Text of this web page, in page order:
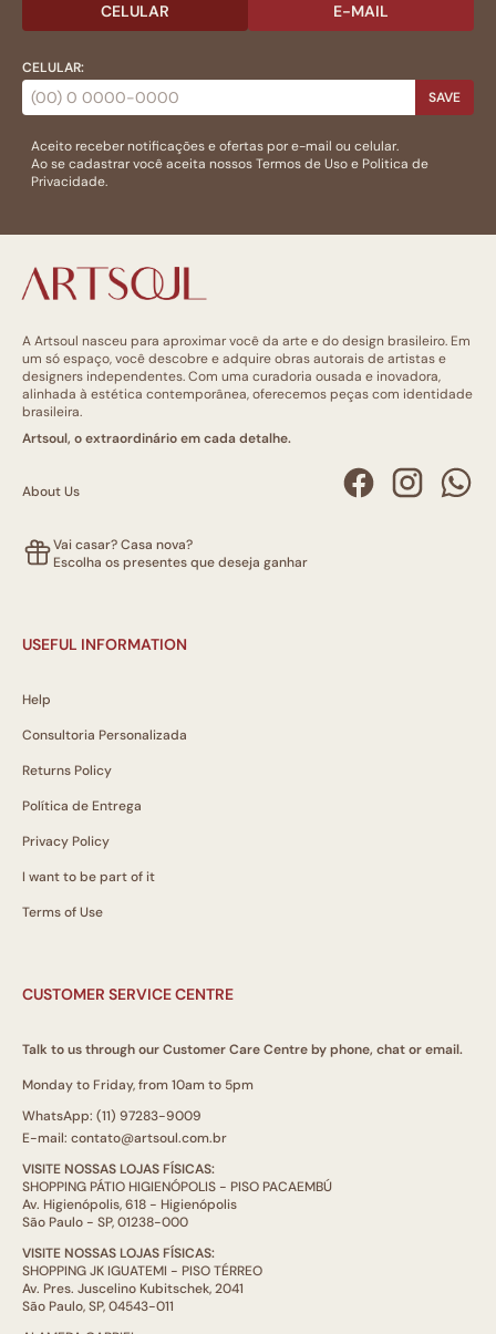
CELULAR E-MAIL
CELULAR:
SAVE
Aceito receber notificações e ofertas por e-mail ou celular.
Ao se cadastrar você aceita nossosTermos de Usoe Politica de
Privacidade.
A Artsoul nasceu para aproximar você da arte e do design brasileiro. Em
um só espaço, você descobre e adquire obras autorais de artistas e
designers independentes. Com uma curadoria ousada e inovadora,
alinhada à estética contemporânea, oferecemos peças com identidade
brasileira.
Artsoul, o extraordinário em cada detalhe.
About Us
Vai casar? Casa nova?
Escolha os presentes que deseja ganhar
USEFUL INFORMATION
Help
Consultoria Personalizada
Returns Policy
Política de Entrega
Privacy Policy
I want to be part of it
Terms of Use
CUSTOMER SERVICE CENTRE
Talk to us through our Customer Care Centre by phone, chat or email.
Monday to Friday, from 10am to 5pm
WhatsApp: (11) 97283-9009
E-mail: contato@artsoul.com.br
VISITE NOSSAS LOJAS FÍSICAS:
SHOPPING PÁTIO HIGIENÓPOLIS - PISO PACAEMBÚ
Av. Higienópolis, 618 - Higienópolis
São Paulo - SP, 01238-000
VISITE NOSSAS LOJAS FÍSICAS:
SHOPPING JK IGUATEMI - PISO TÉRREO
Av. Pres. Juscelino Kubitschek, 2041
São Paulo, SP, 04543-011